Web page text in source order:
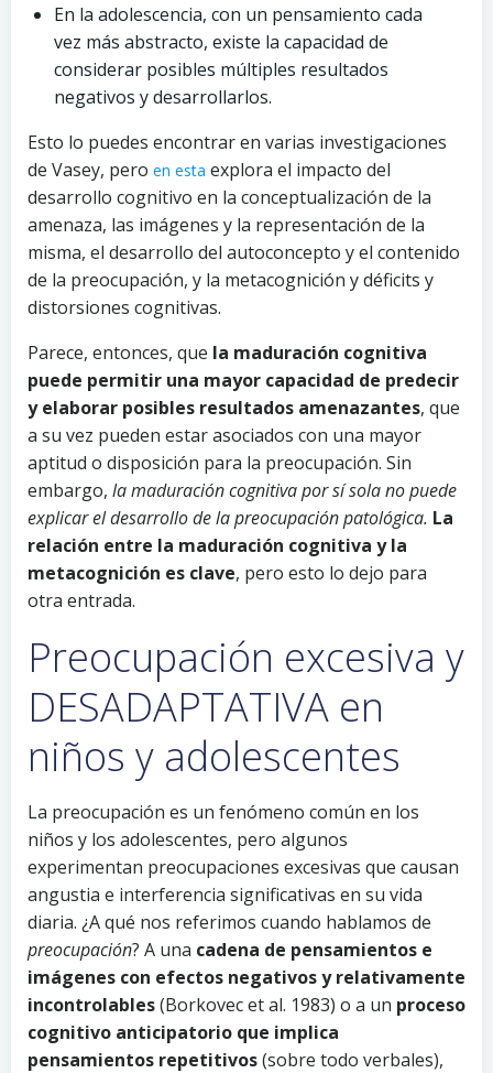
En la adolescencia, con un pensamiento cada
vez más abstracto, existe la capacidad de
considerar posibles múltiples resultados
negativos y desarrollarlos.
Esto lo puedes encontrar en varias investigaciones
de Vasey, pero en esta explora el impacto del
desarrollo cognitivo en la conceptualización de la
amenaza, las imágenes y la representación de la
misma, el desarrollo del autoconcepto y el contenido
de la preocupación, y la metacognición y déficits y
distorsiones cognitivas.
Parece, entonces, que la maduración cognitiva
puede permitir una mayor capacidad de predecir
y elaborar posibles resultados amenazantes, que
a su vez pueden estar asociados con una mayor
aptitud o disposición para la preocupación. Sin
embargo, la maduración cognitiva por sí sola no puede
explicar el desarrollo de la preocupación patológica. La
relación entre la maduración cognitiva y la
metacognición es clave, pero esto lo dejo para
otra entrada.
Preocupación excesiva y
DESADAPTATIVA en
niños y adolescentes
La preocupación es un fenómeno común en los
niños y los adolescentes, pero algunos
experimentan preocupaciones excesivas que causan
angustia e interferencia significativas en su vida
diaria. ¿A qué nos referimos cuando hablamos de
preocupación? A una cadena de pensamientos e
imágenes con efectos negativos y relativamente
incontrolables(Borkovec et al. 1983) o a un proceso
cognitivo anticipatorio que implica
pensamientos repetitivos(sobre todo verbales),